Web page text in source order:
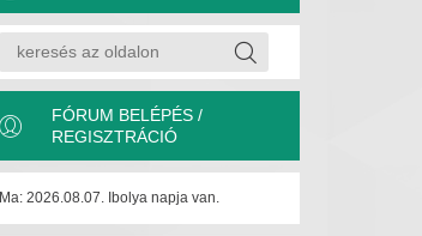
FÓRUM BELÉPÉS /
REGISZTRÁCIÓ
Ma: 2026.08.07. Ibolya napja van.